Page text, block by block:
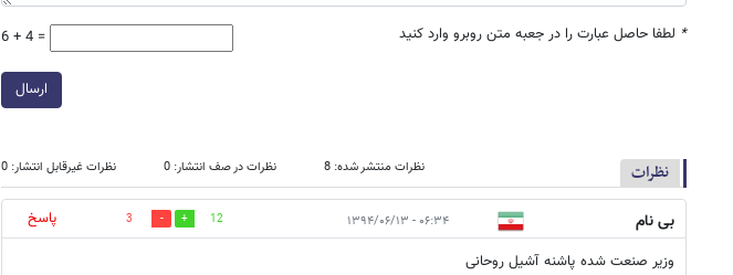
* لطفا حاصل عبارت را در جعبه متن روبرو وارد کنید 6 + 4 =
ارسال
نظرات نظرات منتشر شده: 8 نظرات در صف انتشار: 0 نظرات غیرقابل انتشار: 0
بی نام ۰۶:۳۴ - ۱۳۹۴/۰۶/۱۳ 12
3
پاسخ
وزیر صنعت شده پاشنه آشیل روحانی